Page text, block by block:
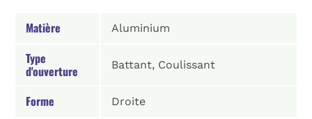
Matière Aluminium
Type
d'ouverture Battant, Coulissant
Forme Droite